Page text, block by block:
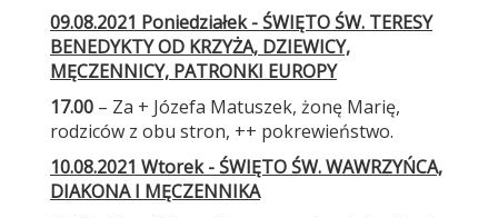
09.08.2021 Poniedziałek - ŚWIĘTO ŚW. TERESY
BENEDYKTY OD KRZYŻA, DZIEWICY,
MĘCZENNICY, PATRONKI EUROPY
17.00 – Za + Józefa Matuszek, żonę Marię,
rodziców z obu stron, ++ pokrewieństwo.
10.08.2021 Wtorek - ŚWIĘTO ŚW. WAWRZYŃCA,
DIAKONA I MĘCZENNIKA